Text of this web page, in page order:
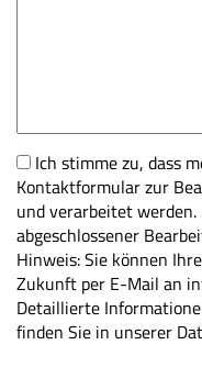
Ich stimme zu, dass
Kontaktformular zur
und verarbeitet
abgeschlossener
Hinweis: Sie können
Zukunft per E-Mail an
Detaillierte
finden Sie in unserer